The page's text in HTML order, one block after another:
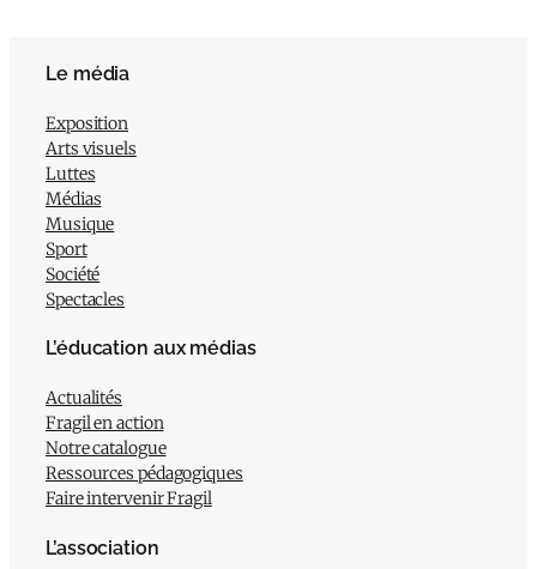
Le média
Exposition
Arts visuels
Luttes
Médias
Musique
Sport
Société
Spectacles
L’éducation aux médias
Actualités
Fragil en action
Notre catalogue
Ressources pédagogiques
Faire intervenir Fragil
L’association